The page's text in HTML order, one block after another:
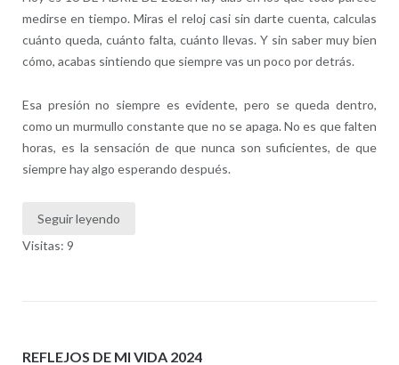
medirse en tiempo. Miras el reloj casi sin darte cuenta, calculas
cuánto queda, cuánto falta, cuánto llevas. Y sin saber muy bien
cómo, acabas sintiendo que siempre vas un poco por detrás.
Esa presión no siempre es evidente, pero se queda dentro,
como un murmullo constante que no se apaga. No es que falten
horas, es la sensación de que nunca son suficientes, de que
siempre hay algo esperando después.
Seguir leyendo
Visitas: 9
REFLEJOS DE MI VIDA 2024